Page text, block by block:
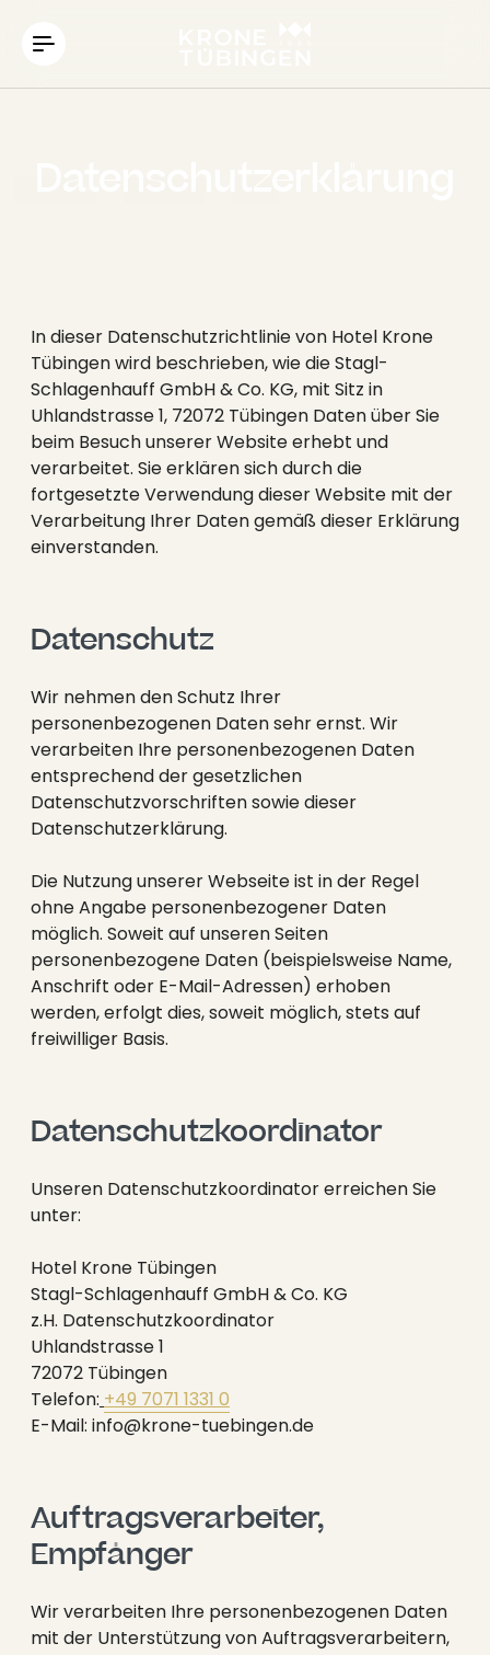
----
----
----
----
----
In dieser Datenschutzrichtlinie von Hotel Krone
Tübingen wird beschrieben, wie die Stagl-
Schlagenhauff GmbH & Co. KG, mit Sitz in
Uhlandstrasse 1, 72072 Tübingen Daten über Sie
beim Besuch unserer Website erhebt und
verarbeitet. Sie erklären sich durch die
fortgesetzte Verwendung dieser Website mit der
Verarbeitung Ihrer Daten gemäß dieser Erklärung
einverstanden.
Datenschutz
Wir nehmen den Schutz Ihrer
personenbezogenen Daten sehr ernst. Wir
verarbeiten Ihre personenbezogenen Daten
entsprechend der gesetzlichen
Datenschutzvorschriften sowie dieser
Datenschutzerklärung.
Die Nutzung unserer Webseite ist in der Regel
ohne Angabe personenbezogener Daten
möglich. Soweit auf unseren Seiten
personenbezogene Daten (beispielsweise Name,
Anschrift oder E-Mail-Adressen) erhoben
werden, erfolgt dies, soweit möglich, stets auf
freiwilliger Basis.
Datenschutzkoordinator
Unseren Datenschutzkoordinator erreichen Sie
unter:
Hotel Krone Tübingen
Stagl-Schlagenhauff GmbH & Co. KG
z.H. Datenschutzkoordinator
Uhlandstrasse 1
72072 Tübingen
Telefon: +49 7071 1331 0
E-Mail: info@krone-tuebingen.de
Auftragsverarbeiter,
Empfänger
Wir verarbeiten Ihre personenbezogenen Daten
mit der Unterstützung von Auftragsverarbeitern,